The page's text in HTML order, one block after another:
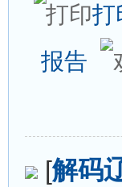
打
报告
[解码